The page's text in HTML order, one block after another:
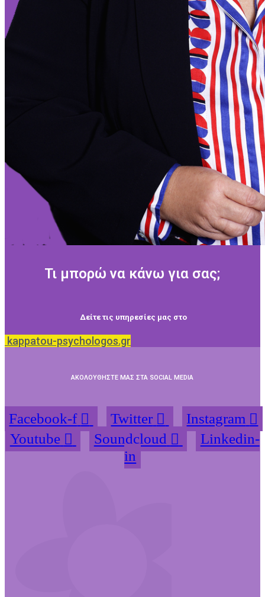
Τι μπορώ να κάνω για σας;
Δείτε τις υπηρεσίες μας στο
kappatou-psychologos.gr
ΑΚΟΛΟΥΘΗΣΤΕ ΜΑΣ ΣΤΑ SOCIAL MEDIA
Facebook-f Twitter
Instagram
Youtube
Soundcloud
Linkedin-
in